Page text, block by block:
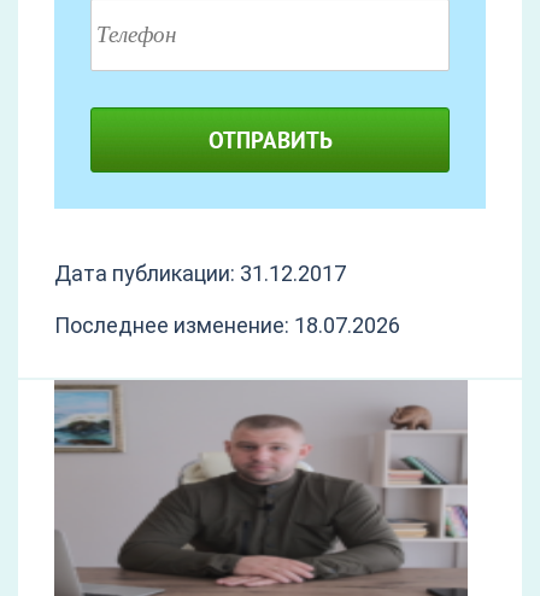
ОТПРАВИТЬ
Дата публикации: 31.12.2017
Последнее изменение: 18.07.2026